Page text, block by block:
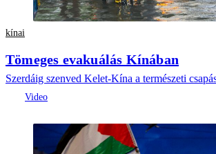
kínai
Tömeges evakuálás Kínában
Szerdáig szenved Kelet-Kína a természeti